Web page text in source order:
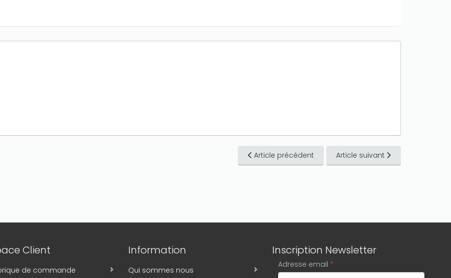
Article précédent Article suivant
Client
de commande
Information
Qui sommes nous
Inscription Newsletter
Adresse email *